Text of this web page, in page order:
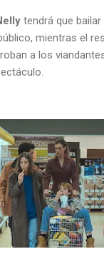
tendrá que
mientras el
a los